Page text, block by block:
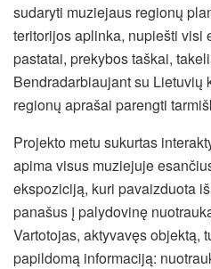
sudaryti muziejaus regionų
teritorijos aplinka, nupiešti visi
pastatai, prekybos taškai,
Bendradarbiaujant su Lietuvių
regionų aprašai parengti
Projekto metu sukurtas
apima visus muziejuje
ekspoziciją, kuri pavaizduota
panašus į palydovinę
Vartotojas, aktyvavęs objektą,
papildomą informaciją: